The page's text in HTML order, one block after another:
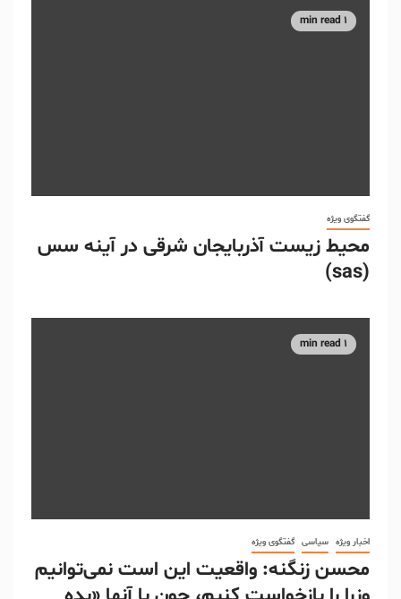
1 min read
گفتگوی ویژه
محیط زیست آذربایجان شرقی در آینه سس
(sas)
1 min read
اخبار ویژه سیاسی گفتگوی ویژه
محسن زنگنه: واقعیت این است نمی‌توانیم